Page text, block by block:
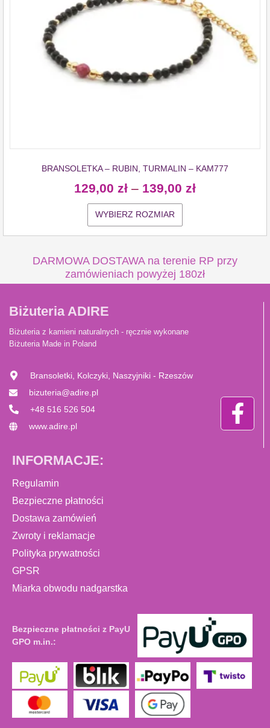
BRANSOLETKA – RUBIN, TURMALIN – KAM777
129,00 zł – 139,00 zł
WYBIERZ ROZMIAR
DARMOWA DOSTAWA na terenie RP przy
zamówieniach powyżej 180zł
Biżuteria ADIRE
Biżuteria z kamieni naturalnych - ręcznie wykonane
Biżuteria Made in Poland
Bransoletki, Kolczyki, Naszyjniki - Rzeszów
bizuteria@adire.pl
+48 516 526 504
www.adire.pl
INFORMACJE:
Regulamin
Bezpieczne płatności
Dostawa zamówień
Zwroty i reklamacje
Polityka prywatności
GPSR
Miarka obwodu nadgarstka
Bezpieczne płatności z PayU
GPO m.in.: